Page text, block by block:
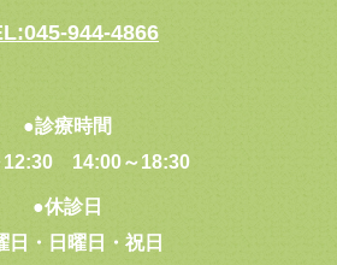
944-4866
●診療時間
12:30 14:00～18:30
●休診日
日・日曜日・祝日